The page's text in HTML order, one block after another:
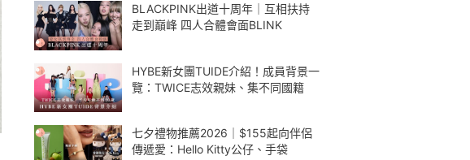
BLACKPINK出道十周年｜互相扶持
走到巔峰 四人合體會面BLINK
HYBE新女團TUIDE介紹！成員背景一
覽：TWICE志效親妹、集不同國籍
七夕禮物推薦2026｜$155起向伴侶
傳遞愛：Hello Kitty公仔、手袋